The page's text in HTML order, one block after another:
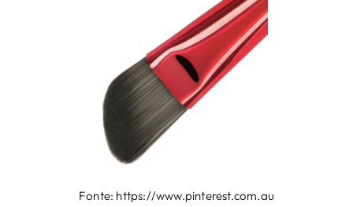
Fonte: https://www.pinterest.com.au